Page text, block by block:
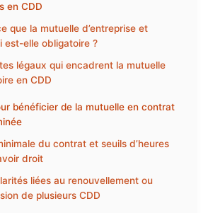
en CDD
que la mutuelle d’entreprise et
est-elle obligatoire ?
légaux qui encadrent la mutuelle
en CDD
bénéficier de la mutuelle en contrat
du contrat et seuils d’heures
droit
liées au renouvellement ou
de plusieurs CDD